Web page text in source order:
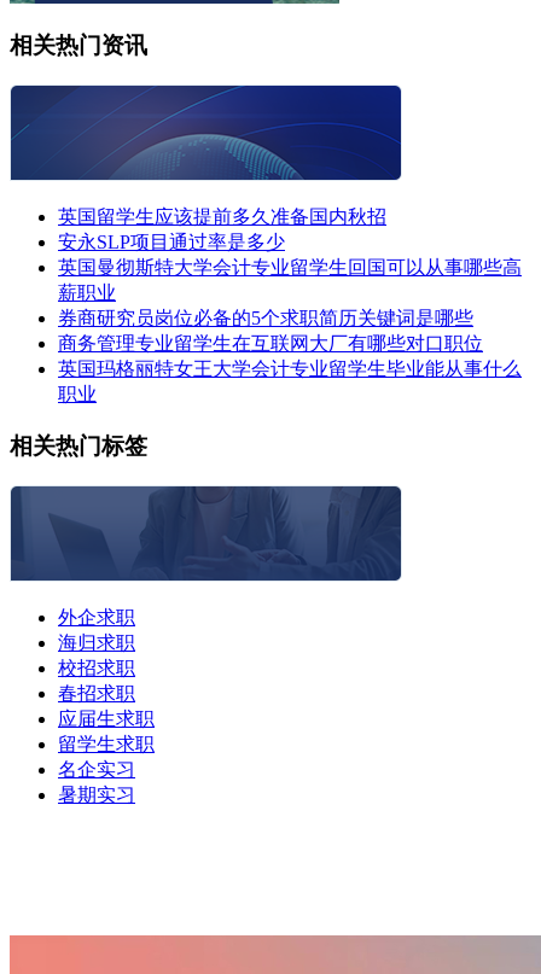
相关热门资讯
英国留学生应该提前多久准备国内秋招
安永SLP项目通过率是多少
英国曼彻斯特大学会计专业留学生回国可以从事哪些高
薪职业
券商研究员岗位必备的5个求职简历关键词是哪些
商务管理专业留学生在互联网大厂有哪些对口职位
英国玛格丽特女王大学会计专业留学生毕业能从事什么
职业
相关热门标签
外企求职
海归求职
校招求职
春招求职
应届生求职
留学生求职
名企实习
暑期实习